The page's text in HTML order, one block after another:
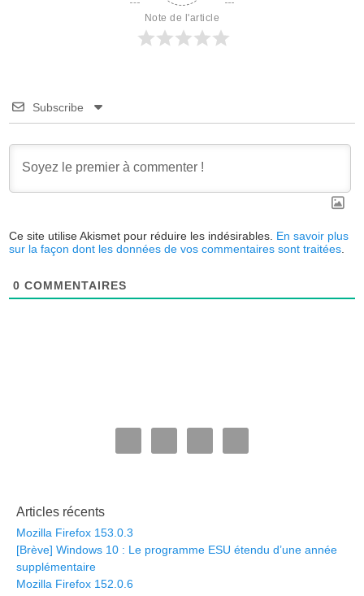
Note de l'article
Subscribe
Ce site utilise Akismet pour réduire les indésirables. En savoir plus
sur la façon dont les données de vos commentaires sont traitées
0 COMMENTAIRES
Articles récents
Mozilla Firefox 153.0.3
[Brève] Windows 10 : Le programme ESU étendu d’une année
supplémentaire
Mozilla Firefox 152.0.6